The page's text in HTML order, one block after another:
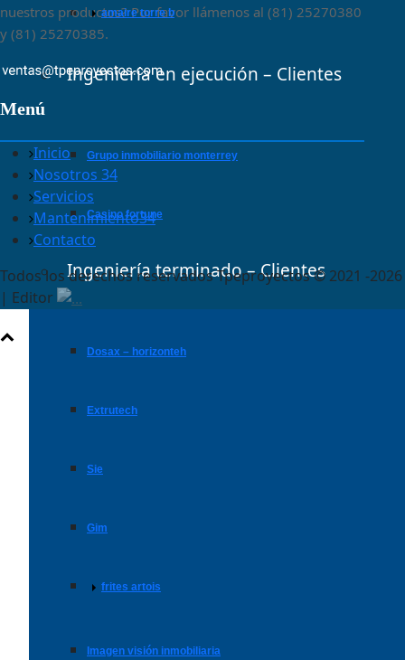
amaire torre b
Ingeniería en ejecución – Clientes
grupo inmobiliario monterrey
casino fortune
Ingeniería terminado – Clientes
dosax – horizonteh
extrutech
sie
gim
frites artois
imagen visión inmobiliaria
nuestros productos? Por favor llámenos al (81) 25270380
y (81) 25270385.
Menú
Inicio
Nosotros 34
Servicios
Mantenimiento34
Contacto
Todos los derechos reservados Tpeproyectos © 2021 -2026
| Editor